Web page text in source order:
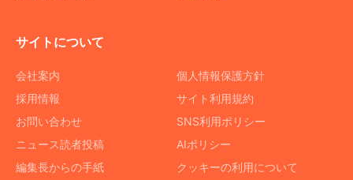
サイトについて
会社案内
採用情報
お問い合わせ
ニュース読者投稿
編集長からの手紙
個人情報保護方針
サイト利用規約
SNS利用ポリシー
AIポリシー
クッキーの利用について